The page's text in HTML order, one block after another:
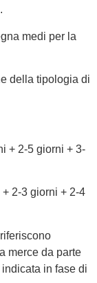
medi per la
della tipologia di
+ 2-5 giorni + 3-
2-3 giorni + 2-4
merce da parte
in fase di